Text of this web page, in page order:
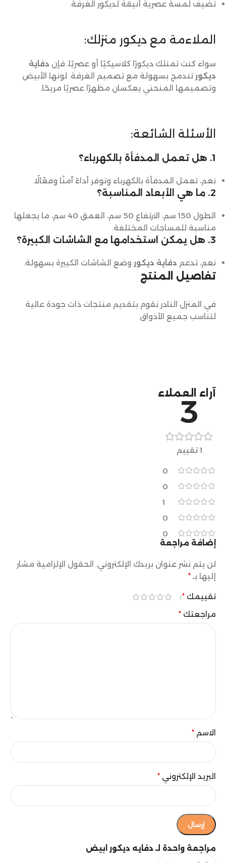
تفاصيل المنتج
في المنزل النادر نقوم بتقديم منتجات ذات جودة عالية
لتناسب جميع الأذواق
تضيف لمسة عصرية أنيقة لديكور الغرفة.
الملاءمة مع ديكور منزلك:
سواء كنت تمتلك ديكورًا كلاسيكيًا أو عصريًا، فإن دفاية
ديكور تندمج بسهولة مع تصميم الغرفة. لونها الأبيض
وتصميمها المنحني يعكسان مظهرًا عصريًا مريحًا.
الأسئلة الشائعة:
1. هل تعمل المدفأة بالكهرباء؟
نعم، تعمل المدفأة بالكهرباء وتوفر أداءً آمنًا وفعّالًا.
2. ما هي الأبعاد المناسبة؟
الطول 150 سم، الارتفاع 50 سم، العمق 40 سم، ما يجعلها
مناسبة للمساحات المختلفة.
3. هل يمكن استخدامها مع الشاشات الكبيرة؟
نعم، تدعم دفاية ديكور وضع الشاشات الكبيرة بسهولة.
آراء العملاء
3
1 تقييم
0
0
1
0
0
مراجعة واحدة لـ دفايه ديكور ابيض
إضافة مراجعة
لن يتم نشر عنوان بريدك الإلكتروني. الحقول الإلزامية مشار
إليها بـ *
تقييمك *
مراجعتك *
الاسم *
البريد الإلكتروني *